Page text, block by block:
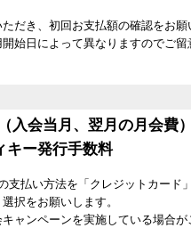
だき、初回お支払額の確認をお願
始日によって異なりますのでご留
入会当月、翌月の月会費）
キー発行手数料
支払い方法を「クレジットカード
択をお願いします。
ャンペーンを実施している場合が